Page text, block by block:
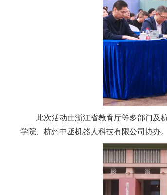
此次活动由浙江省教育厅等多部门及
学院、杭州中丞机器人科技有限公司协办。